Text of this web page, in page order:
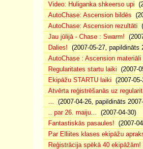
Video: Huliganka shkeerso upi
AutoChase: Ascension bildēs
AutoChase: Ascension rezultāti
Jau jūlijā - Chase : Swarm!
Dalies! (2007-05-27, papildināts
AutoChase : Ascension materiāli
Regularitates startu laiki (2007-
Ekipāžu STARTU laiki (2007-
Atvērta reģistrēšanās uz
... (2007-04-26, papildināts
.. par 26. maiju... (2007-04-30)
Fantastiskās pasaules! (2007-
Par Elliites klases ekipāžu
Reģistrācija spēkā 40 ekipāžām!